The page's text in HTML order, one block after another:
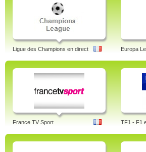
Ligue des Champions en direct Europa
France TV Sport TF1 - F1